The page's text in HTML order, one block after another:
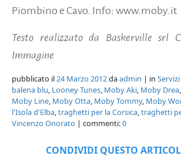
Piombino e Cavo. Info: www.moby.it
Testo realizzato da Baskerville srl
Immagine
pubblicato il24 Marzo 2012daadmin | in
balena blu, Looney Tunes, Moby Aki, Moby Drea,
Moby Line, Moby Otta, Moby Tommy, Moby
l'Isola d'Elba,traghetti per la Corsica,traghetti
Vincenzo Onorato | commenti:0
CONDIVIDI QUESTO